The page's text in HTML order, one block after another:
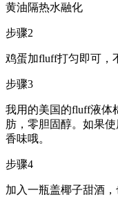
黄油隔热水融化
步骤2
鸡蛋加fluff打匀即可，
步骤3
我用的美国的fluff液体
肪，零胆固醇。如果
香味哦。
步骤4
加入一瓶盖椰子甜酒